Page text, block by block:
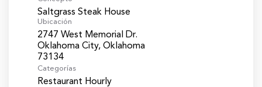
Saltgrass Steak House
Ubicación
2747 West Memorial Dr.
Oklahoma City, Oklahoma
Categorías
Restaurant Hourly